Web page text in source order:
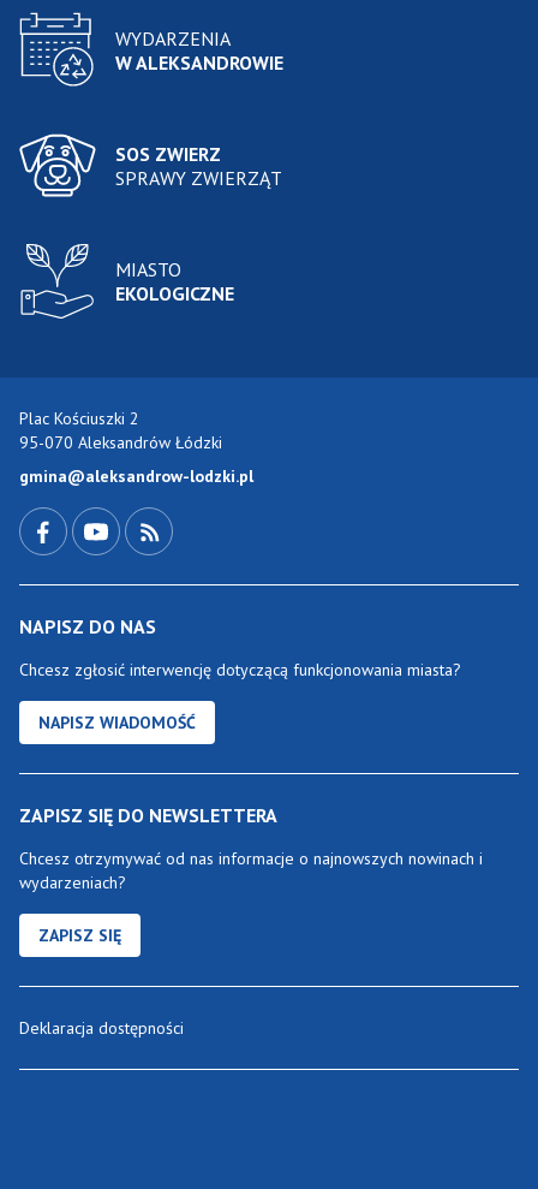
WYDARZENIA
W ALEKSANDROWIE
SOS ZWIERZ
SPRAWY ZWIERZĄT
MIASTO
EKOLOGICZNE
Plac Kościuszki 2
95-070 Aleksandrów Łódzki
gmina@aleksandrow-lodzki.pl
NAPISZ DO NAS
Chcesz zgłosić interwencję dotyczącą funkcjonowania miasta?
NAPISZ WIADOMOŚĆ
ZAPISZ SIĘ DO NEWSLETTERA
Chcesz otrzymywać od nas informacje o najnowszych nowinach i
wydarzeniach?
ZAPISZ SIĘ
Deklaracja dostępności